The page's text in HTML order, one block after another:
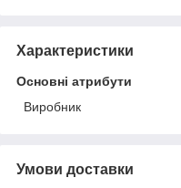
Характеристики
Основні атрибути
Виробник
Умови доставки